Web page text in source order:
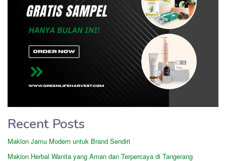
Recent Posts
Maklon Jamu Modern untuk Brand Sendiri
Maklon Herbal Wanita yang Aman dan Terpercaya di Tangerang